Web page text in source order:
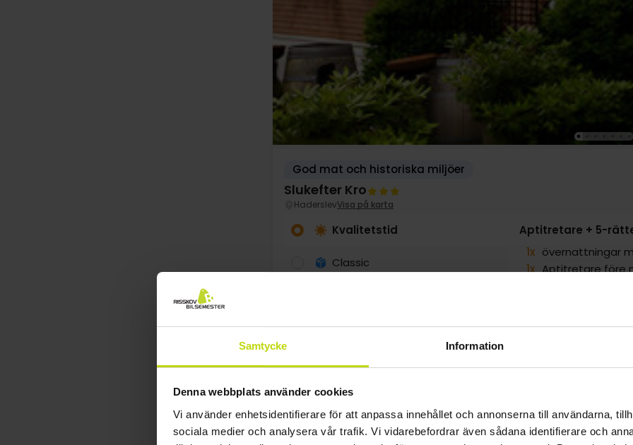
Samtycke Information
Denna webbplats använder cookies
Vi använder enhetsidentifierare för att anpassa innehållet och annonserna till användarna,
sociala medier och analysera vår trafik. Vi vidarebefordrar även sådana identifierare och
God mat och historiska miljöer
Slukefter Kro
HaderslevVisa på karta
Kvalitetstid
Classic
Aptitretare + 5-
1x övernattningar
1x Aptitretare före
SALE
aug
Totalt 2938:-
SALE